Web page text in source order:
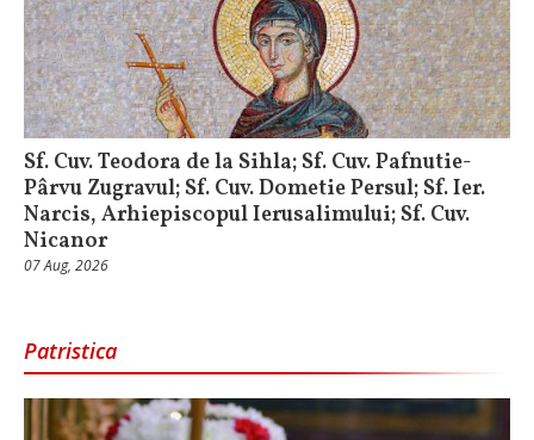
Sf. Cuv. Teodora de la Sihla; Sf. Cuv. Pafnutie-
Pârvu Zugravul; Sf. Cuv. Dometie Persul; Sf. Ier.
Narcis, Arhiepiscopul Ierusalimului; Sf. Cuv.
Nicanor
07 Aug, 2026
Patristica